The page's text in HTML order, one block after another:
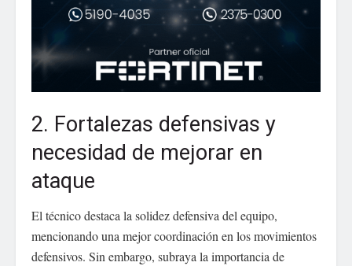
2. Fortalezas defensivas y
necesidad de mejorar en
ataque
El técnico destaca la solidez defensiva del equipo,
mencionando una mejor coordinación en los movimientos
defensivos. Sin embargo, subraya la importancia de